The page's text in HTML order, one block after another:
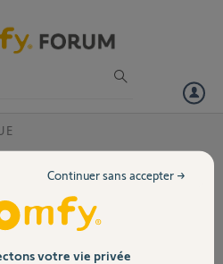
TaHoma
nouvelle TaHoma suite à un retour
le nouveau boitier, impossible
code PIN 1227-3397-6334.
Pascal
votre vie privée
Continuer sans accepter →